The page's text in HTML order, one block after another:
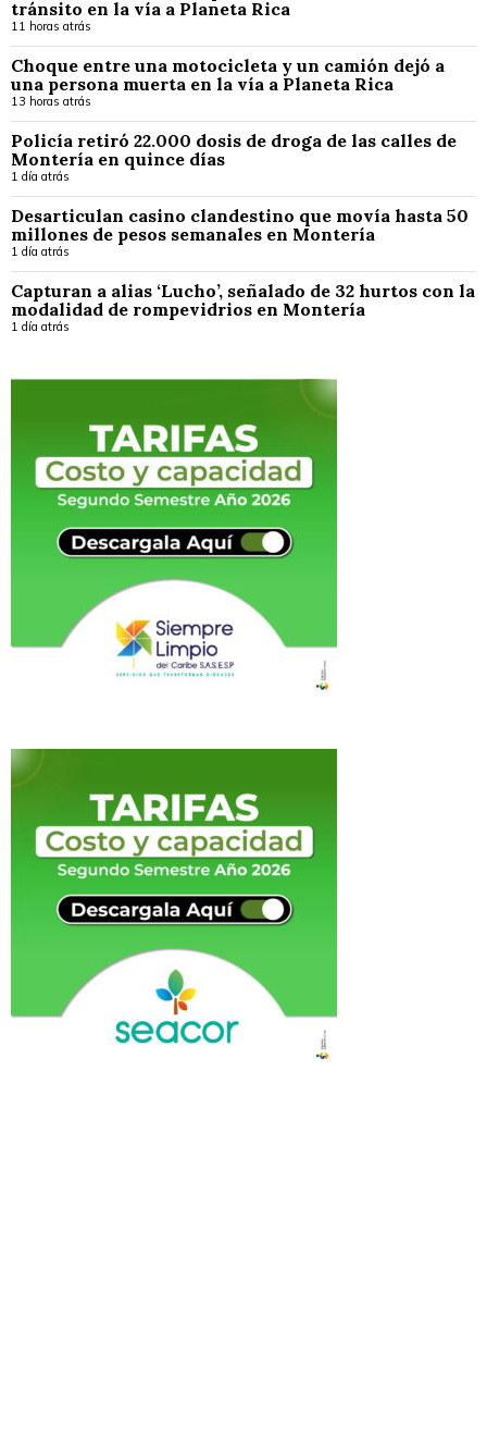
tránsito en la vía a Planeta Rica
11 horas atrás
Choque entre una motocicleta y un camión dejó a
una persona muerta en la vía a Planeta Rica
13 horas atrás
Policía retiró 22.000 dosis de droga de las calles de
Montería en quince días
1 día atrás
Desarticulan casino clandestino que movía hasta 50
millones de pesos semanales en Montería
1 día atrás
Capturan a alias ‘Lucho’, señalado de 32 hurtos con la
modalidad de rompevidrios en Montería
1 día atrás